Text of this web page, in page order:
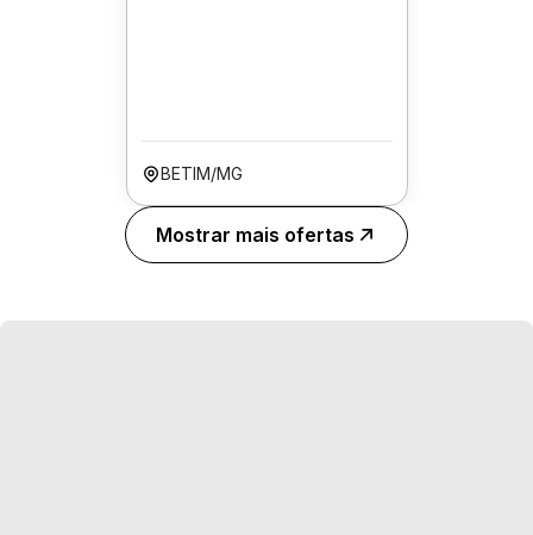
BETIM/MG
Mostrar mais ofertas